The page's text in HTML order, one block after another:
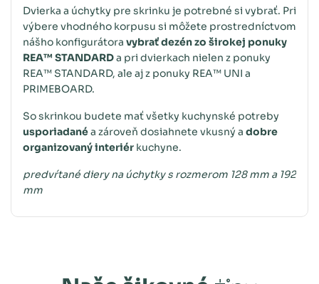
Dvierka a úchytky pre skrinku je potrebné si vybrať. Pri
výbere vhodného korpusu si môžete prostredníctvom
nášho konfigurátora vybrať dezén zo širokej ponuky
REA™ STANDARDa pri dvierkach nielen z ponuky
REA™ STANDARD, ale aj z ponuky REA™ UNI a
PRIMEBOARD.
So skrinkou budete mať všetky kuchynské potreby
usporiadanéa zároveň dosiahnete vkusný a dobre
organizovaný interiér kuchyne.
predvŕtané diery na úchytky s rozmerom 128 mm a 192
mm